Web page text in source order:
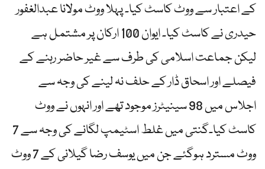
کے اعتبار سے ووٹ کاسٹ کیا۔ پہلا ووٹ مولانا عبدالغفور
حیدری نے کاسٹ کیا۔ ایوان 100 ارکان پر مشتمل ہے
لیکن جماعت اسلامی کی طرف سے غیر حاضر رہنے کے
فیصلے اور اسحاق ڈار کے حلف نہ لینے کی وجہ سے
اجلاس میں 98 سینیٹرز موجود تھے اور انہوں نے ووٹ
کاسٹ کیا۔گنتی میں غلط اسٹیمپ لگانے کی وجہ سے 7
ووٹ مسترد ہوگئے جن میں یوسف رضا گیلانی کے 7 ووٹ